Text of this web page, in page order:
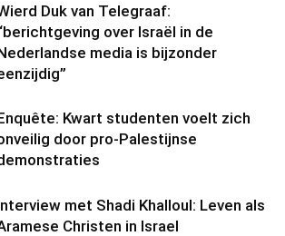
Duk van Telegraaf:
over Israël in de
media is bijzonder
Kwart studenten voelt zich
door pro-Palestijnse
met Shadi Khalloul: Leven als
Christen in Israel